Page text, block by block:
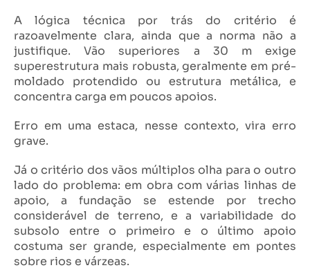
A lógica técnica por trás do critério é
razoavelmente clara, ainda que a norma não a
justifique. Vão superiores a 30 m exige
superestrutura mais robusta, geralmente em pré-
moldado protendido ou estrutura metálica, e
concentra carga em poucos apoios.
Erro em uma estaca, nesse contexto, vira erro
grave.
Já o critério dos vãos múltiplos olha para o outro
lado do problema: em obra com várias linhas de
apoio, a fundação se estende por trecho
considerável de terreno, e a variabilidade do
subsolo entre o primeiro e o último apoio
costuma ser grande, especialmente em pontes
sobre rios e várzeas.